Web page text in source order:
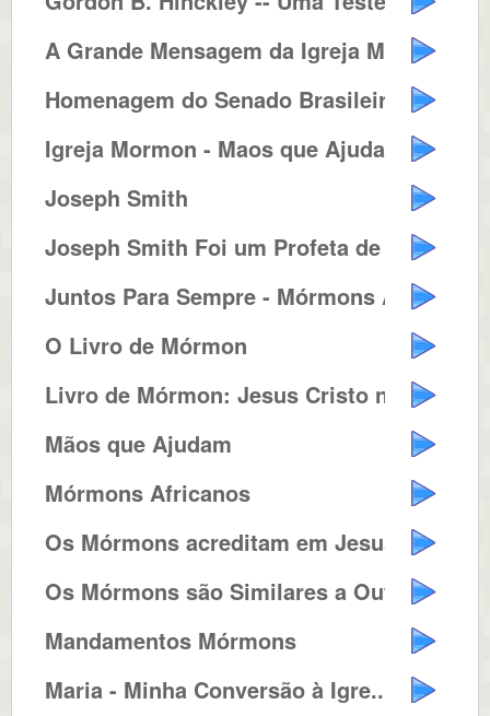
A Grande Mensagem da Igreja Mórmon
Homenagem do Senado Brasileiro a...
Igreja Mormon - Maos que Ajudam ...
Joseph Smith
Joseph Smith Foi um Profeta de D...
Juntos Para Sempre - Mórmons Ac...
O Livro de Mórmon
Livro de Mórmon: Jesus Cristo n...
Mãos que Ajudam
Mórmons Africanos
Os Mórmons acreditam em Jesus C...
Os Mórmons são Similares a Out...
Mandamentos Mórmons
Maria - Minha Conversão à Igre...